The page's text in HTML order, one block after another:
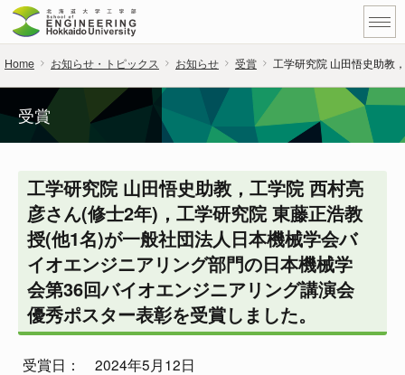
Home お知らせ・トピックス お知らせ 受賞 工学研究院 山田悟史助教
受賞
工学研究院 山田悟史助教，工学院 西村亮
彦さん(修士2年)，工学研究院 東藤正浩教
授(他1名)が一般社団法人日本機械学会バ
イオエンジニアリング部門の日本機械学
会第36回バイオエンジニアリング講演会
優秀ポスター表彰を受賞しました。
受賞日： 2024年5月12日